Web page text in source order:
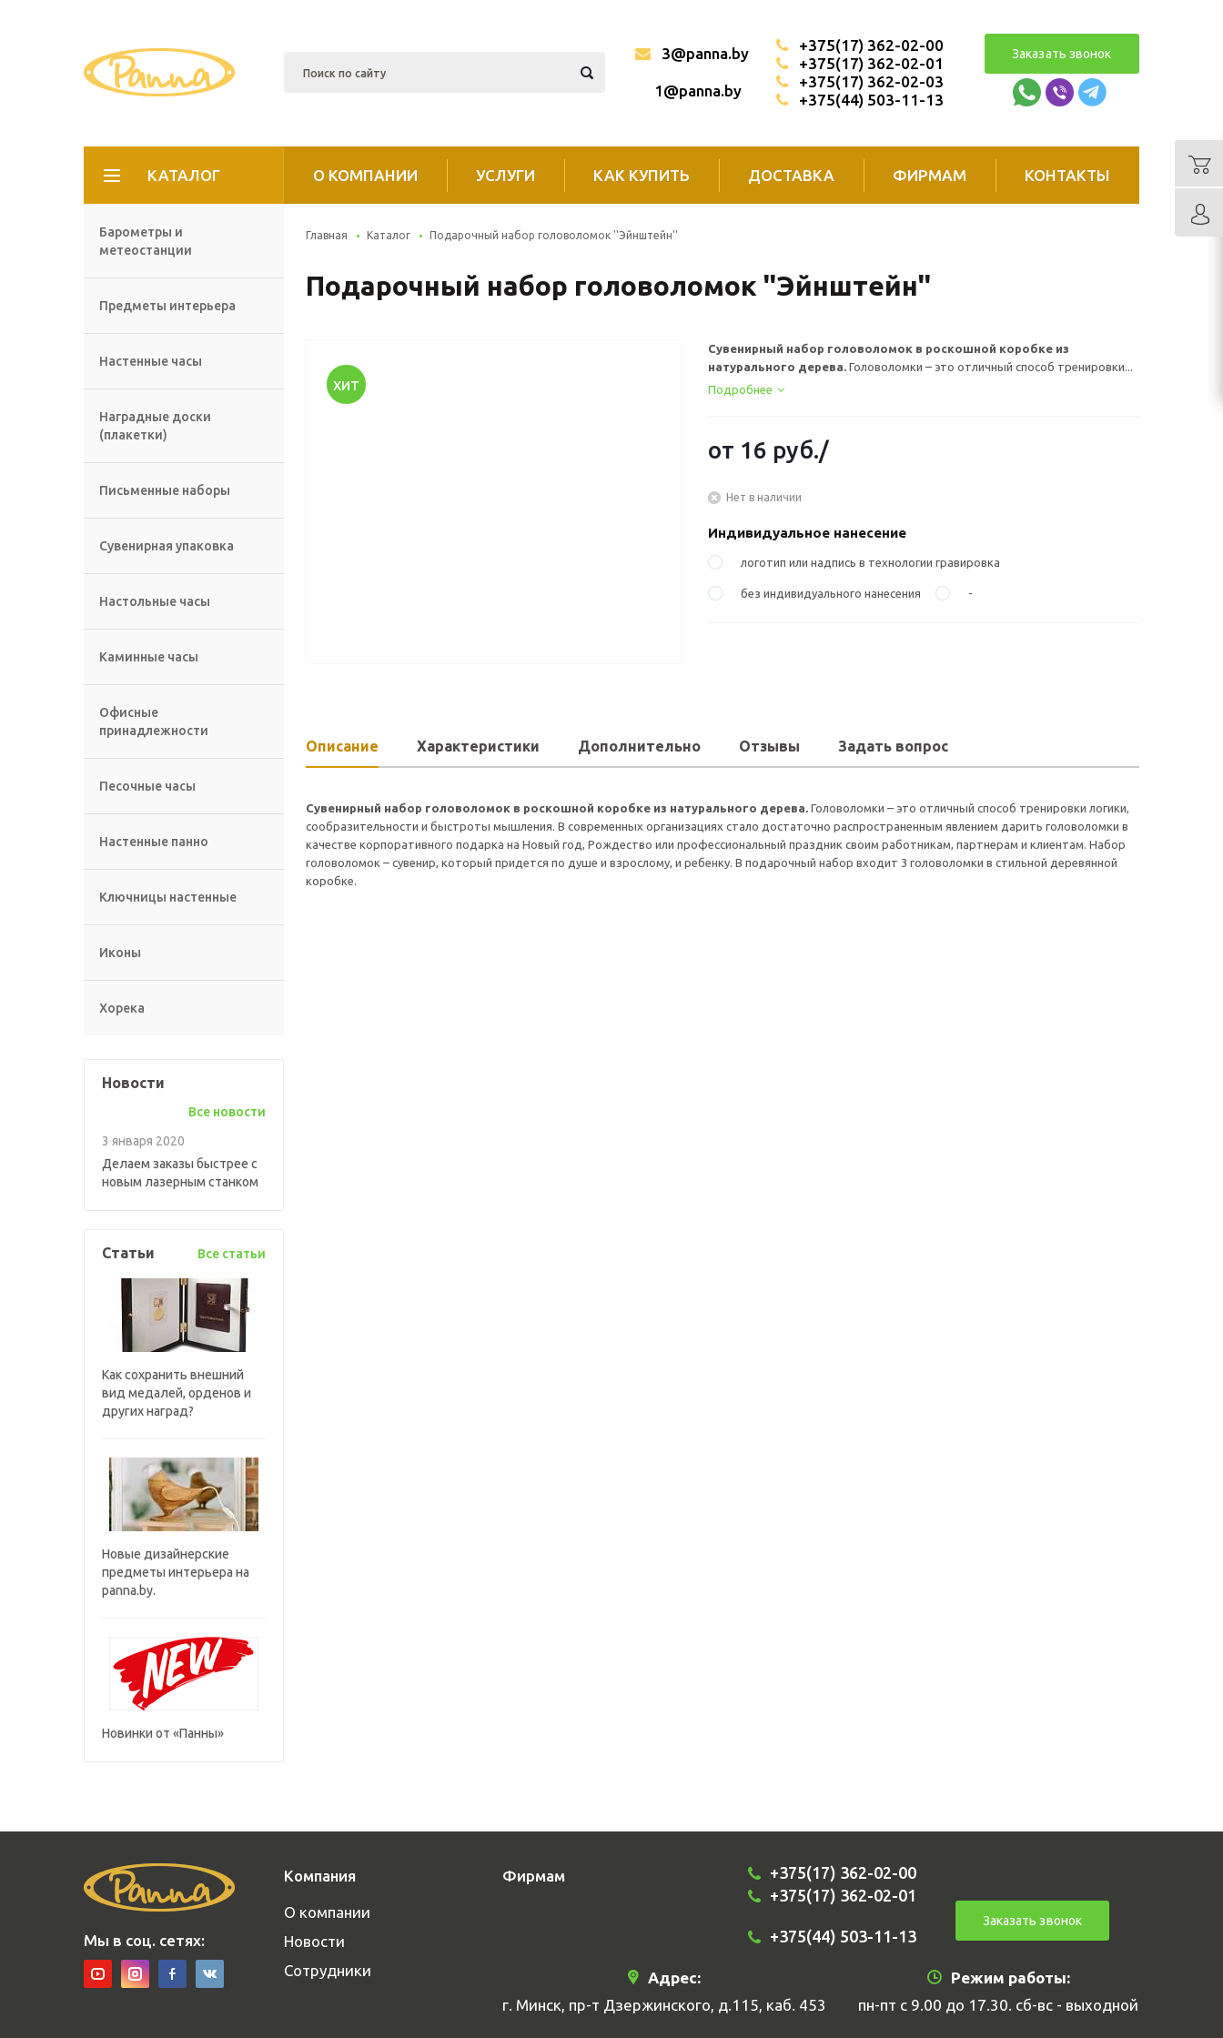
3@panna.by
1@panna.by
+375(17) 362-02-00
+375(17) 362-02-01
+375(17) 362-02-03
+375(44) 503-11-13
Заказать звонок
КАТАЛОГ О КОМПАНИИ УСЛУГИ КАК КУПИТЬ ДОСТАВКА ФИРМАМ КОНТАКТЫ
Барометры и
метеостанции
Предметы интерьера
Настенные часы
Наградные доски
(плакетки)
Письменные наборы
Сувенирная упаковка
Настольные часы
Каминные часы
Офисные
принадлежности
Песочные часы
Настенные панно
Ключницы настенные
Иконы
Хорека
Новости
Все новости
3 января 2020
Делаем заказы быстрее с
новым лазерным станком
Статьи Все статьи
Как сохранить внешний
вид медалей, орденов и
других наград?
Новые дизайнерские
предметы интерьера на
panna.by.
Новинки от «Панны»
Главная Каталог Подарочный набор головоломок ''Эйнштейн''
Подарочный набор головоломок ''Эйнштейн''
ХИТ
Сувенирный набор головоломок в роскошной коробке из
натурального дерева. Головоломки – это отличный способ тренировки...
Подробнее
от 16 руб./
Нет в наличии
Индивидуальное нанесение
логотип или надпись в технологии гравировка
без индивидуального нанесения -
Описание Характеристики Дополнительно Отзывы Задать вопрос
Сувенирный набор головоломок в роскошной коробке из натурального дерева. Головоломки – это отличный способ тренировки логики,
сообразительности и быстроты мышления. В современных организациях стало достаточно распространенным явлением дарить головоломки в
качестве корпоративного подарка на Новый год, Рождество или профессиональный праздник своим работникам, партнерам и клиентам. Набор
головоломок – сувенир, который придется по душе и взрослому, и ребенку. В подарочный набор входит 3 головоломки в стильной деревянной
коробке.
Мы в соц. сетях:
Компания Фирмам
О компании
Новости
Сотрудники
+375(17) 362-02-00
+375(17) 362-02-01
+375(44) 503-11-13
Заказать звонок
Адрес:
г. Минск, пр-т Дзержинского, д.115, каб. 453
Режим работы:
пн-пт с 9.00 до 17.30. сб-вс - выходной